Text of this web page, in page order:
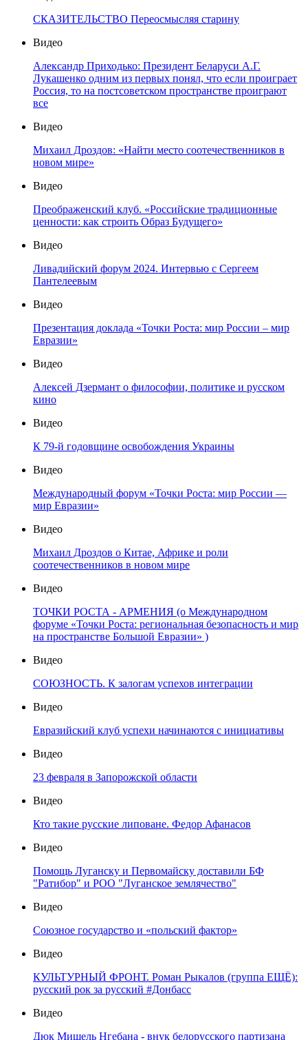
СКАЗИТЕЛЬСТВО Переосмысляя старину
Видео
Александр Приходько: Президент Беларуси А.Г.
Лукашенко одним из первых понял, что если проиграет
Россия, то на постсоветском пространстве проиграют
все
Видео
Михаил Дроздов: «Найти место соотечественников в
новом мире»
Видео
Преображенский клуб. «Российские традиционные
ценности: как строить Образ Будущего»
Видео
Ливадийский форум 2024. Интервью с Сергеем
Пантелеевым
Видео
Презентация доклада «Точки Роста: мир России – мир
Евразии»
Видео
Алексей Дзермант о философии, политике и русском
кино
Видео
К 79-й годовщине освобождения Украины
Видео
Международный форум «Точки Роста: мир России —
мир Евразии»
Видео
Михаил Дроздов о Китае, Африке и роли
соотечественников в новом мире
Видео
ТОЧКИ РОСТА - АРМЕНИЯ (о Международном
форуме «Точки Роста: региональная безопасность и мир
на пространстве Большой Евразии» )
Видео
СОЮЗНОСТЬ. К залогам успехов интеграции
Видео
Евразийский клуб успехи начинаются с инициативы
Видео
23 февраля в Запорожской области
Видео
Кто такие русские липоване. Федор Афанасов
Видео
Помощь Луганску и Первомайску доставили БФ
"Ратибор" и РОО "Луганское землячество"
Видео
Союзное государство и «польский фактор»
Видео
КУЛЬТУРНЫЙ ФРОНТ. Роман Рыкалов (группа ЕЩЁ):
русский рок за русский #Донбасс
Видео
Дюк Мишель Нгебана - внук белорусского партизана